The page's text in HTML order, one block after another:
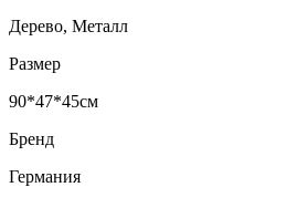
Дерево, Металл
Размер
90*47*45см
Бренд
Германия